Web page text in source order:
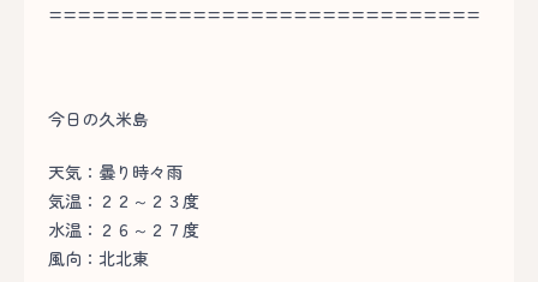
==============================
今日の久米島
天気：曇り時々雨
気温：２２～２３度
水温：２６～２７度
風向：北北東